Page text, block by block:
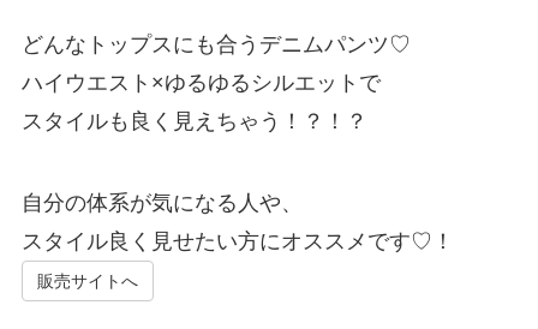
どんなトップスにも合うデニムパンツ♡
ハイウエスト×ゆるゆるシルエットで
スタイルも良く見えちゃう！？！？
自分の体系が気になる人や、
スタイル良く見せたい方にオススメです♡！
販売サイトへ